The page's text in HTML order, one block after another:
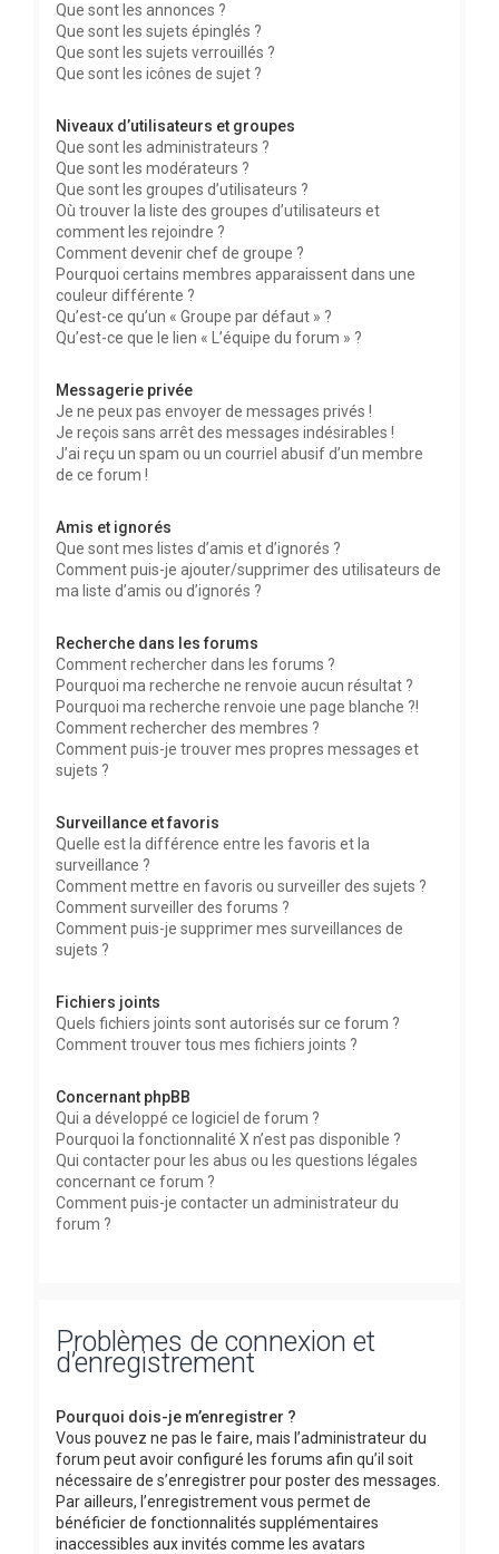
Que sont les annonces ?
Que sont les sujets épinglés ?
Que sont les sujets verrouillés ?
Que sont les icônes de sujet ?
Niveaux d’utilisateurs et groupes
Que sont les administrateurs ?
Que sont les modérateurs ?
Que sont les groupes d’utilisateurs ?
Où trouver la liste des groupes d’utilisateurs et
comment les rejoindre ?
Comment devenir chef de groupe ?
Pourquoi certains membres apparaissent dans une
couleur différente ?
Qu’est-ce qu’un « Groupe par défaut » ?
Qu’est-ce que le lien « L’équipe du forum » ?
Messagerie privée
Je ne peux pas envoyer de messages privés !
Je reçois sans arrêt des messages indésirables !
J’ai reçu un spam ou un courriel abusif d’un membre
de ce forum !
Amis et ignorés
Que sont mes listes d’amis et d’ignorés ?
Comment puis-je ajouter/supprimer des utilisateurs de
ma liste d’amis ou d’ignorés ?
Recherche dans les forums
Comment rechercher dans les forums ?
Pourquoi ma recherche ne renvoie aucun résultat ?
Pourquoi ma recherche renvoie une page blanche ?!
Comment rechercher des membres ?
Comment puis-je trouver mes propres messages et
sujets ?
Surveillance et favoris
Quelle est la différence entre les favoris et la
surveillance ?
Comment mettre en favoris ou surveiller des sujets ?
Comment surveiller des forums ?
Comment puis-je supprimer mes surveillances de
sujets ?
Fichiers joints
Quels fichiers joints sont autorisés sur ce forum ?
Comment trouver tous mes fichiers joints ?
Concernant phpBB
Qui a développé ce logiciel de forum ?
Pourquoi la fonctionnalité X n’est pas disponible ?
Qui contacter pour les abus ou les questions légales
concernant ce forum ?
Comment puis-je contacter un administrateur du
forum ?
Problèmes de connexion et
d’enregistrement
Pourquoi dois-je m’enregistrer ?
Vous pouvez ne pas le faire, mais l’administrateur du
forum peut avoir configuré les forums afin qu’il soit
nécessaire de s’enregistrer pour poster des messages.
Par ailleurs, l’enregistrement vous permet de
bénéficier de fonctionnalités supplémentaires
inaccessibles aux invités comme les avatars